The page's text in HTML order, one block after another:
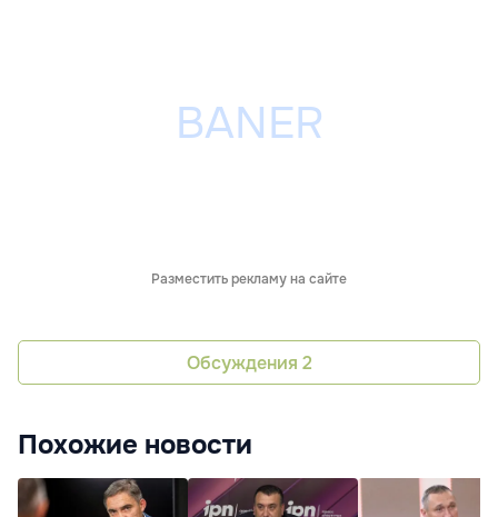
Разместить рекламу на сайте
Обсуждения 2
Похожие новости